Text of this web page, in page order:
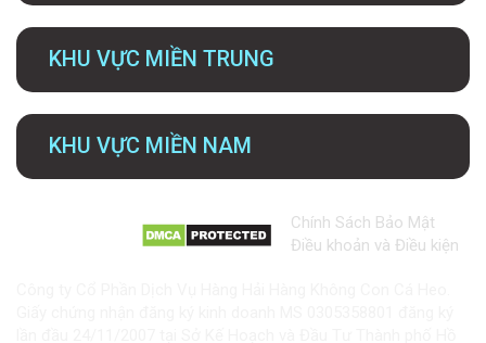
KHU VỰC MIỀN TRUNG
KHU VỰC MIỀN NAM
Chính Sách Bảo Mật
Điều khoản và Điều kiện